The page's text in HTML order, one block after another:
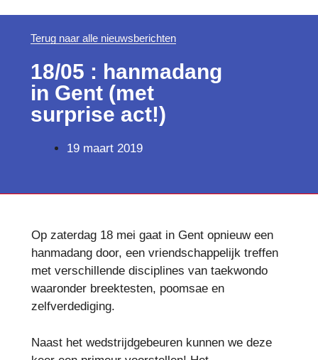
Terug naar alle nieuwsberichten
18/05 : hanmadang
in Gent (met
surprise act!)
19 maart 2019
Op zaterdag 18 mei gaat in Gent opnieuw een
hanmadang door, een vriendschappelijk treffen
met verschillende disciplines van taekwondo
waaronder breektesten, poomsae en
zelfverdediging.
Naast het wedstrijdgebeuren kunnen we deze